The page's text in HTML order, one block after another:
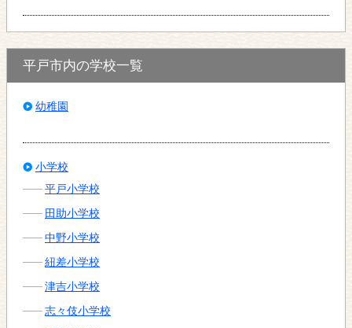
平戸市内の学校一覧
幼稚園
小学校
平戸小学校
田助小学校
中野小学校
紐差小学校
津吉小学校
志々伎小学校